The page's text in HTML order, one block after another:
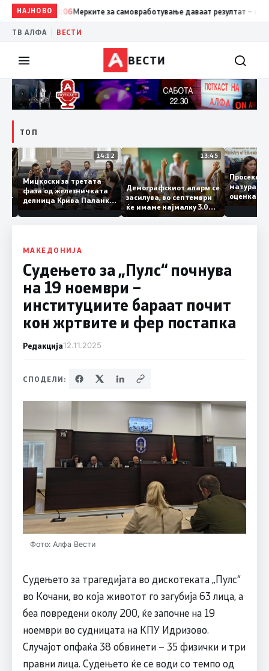
НАЈНОВО
18:06 Мерките за самовработување даваат резултат –
ТВ АЛФА ВЕСТИ
ВЕСТИ
ТОП
15:20
Во
14:12
Мицкоски за третата
фаза од железничката
делница Крива Паланка
– Деве Баир: Проектот
нема да заврши на
целина
13:45
Демографскиот аларм се
засилува, во септември
ќе имаме најмалку 3.000
првачиња помалку
матура
оценка
МАКЕДОНИЈА
Судењето за „Пулс“ почнува
на 19 ноември –
институциите бараат почит
кон жртвите и фер постапка
Редакција12.11.2025
СПОДЕЛИ:
Фото: Алфа Вести
Судењето за трагедијата во дискотеката „Пулс“
во Кочани, во која животот го загубија 63 лица, а
беа повредени околу 200, ќе започне на 19
ноември во судницата на КПУ Идризово.
Случајот опфаќа 38 обвинети – 35 физички и три
правни лица. Судењето ќе се води со темпо од